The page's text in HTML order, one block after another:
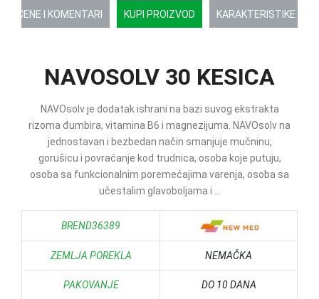
OCENE I KOMENTARI KUPI PROIZVOD KARAKTERISTIKE
NAVOSOLV 30 KESICA
NAVOsolv je dodatak ishrani na bazi suvog ekstrakta
rizoma đumbira, vitamina B6 i magnezijuma. NAVOsolv na
jednostavan i bezbedan način smanjuje mučninu,
gorušicu i povraćanje kod trudnica, osoba koje putuju,
osoba sa funkcionalnim poremećajima varenja, osoba sa
učestalim glavoboljama i ...
BREND36389
ZEMLJA POREKLA NEMAČKA
PAKOVANJE DO 10 DANA